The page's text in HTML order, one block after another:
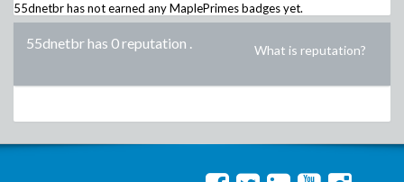
55dnetbrhas not earned any MaplePrimes badges yet.
55dnetbr has 0 reputation . What is reputation?